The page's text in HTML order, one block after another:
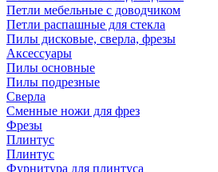
Петли мебельные с доводчиком
Петли распашные для стекла
Пилы дисковые, сверла, фрезы
Аксессуары
Пилы основные
Пилы подрезные
Сверла
Сменные ножи для фрез
Фрезы
Плинтус
Плинтус
Фурнитура для плинтуса